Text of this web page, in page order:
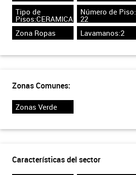
Tipo de
Pisos:CERAMICA
Número de Piso:
22
Zona Ropas
Lavamanos:2
Zonas Comunes:
Zonas Verde
Características del sector